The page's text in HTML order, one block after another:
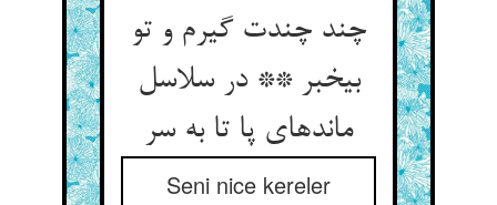
چند چندت گیرم و تو
بی‏خبر ** در سلاسل
مانده‏ای پا تا به سر
Seni nice kereler